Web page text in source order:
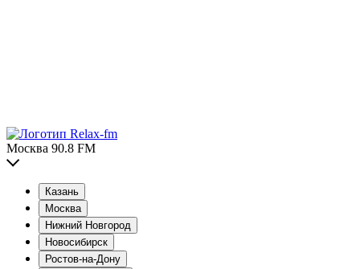
Москва 90.8 FM
Казань
Москва
Нижний Новгород
Новосибирск
Ростов-на-Дону